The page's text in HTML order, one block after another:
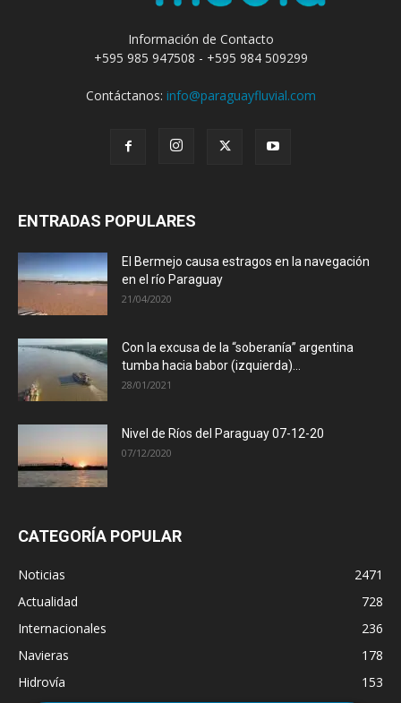
Información de Contacto
+595 985 947508 - +595 984 509299
Contáctanos: info@paraguayfluvial.com
ENTRADAS POPULARES
El Bermejo causa estragos en la navegación
en el río Paraguay
21/04/2020
Con la excusa de la “soberanía” argentina
tumba hacia babor (izquierda)...
28/01/2021
Nivel de Ríos del Paraguay 07-12-20
07/12/2020
CATEGORÍA POPULAR
Noticias
2471
Actualidad
728
Internacionales
236
Navieras
178
Hidrovía
153